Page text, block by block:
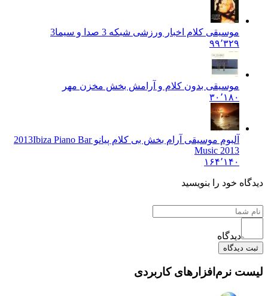
موسیقی کلام اخبار ورزشی شبکه 3 صدا و سیما
3
۹۹٬۳۲۹
موسیقی بدون کلام و آرامش بخش مخزن مهر
۳۰٬۱۸۰
آلبوم موسیقی آرام بخش بی کلام پیانو 2013Ibiza Piano Bar
Music 2013
۱۶۴٬۱۴۰
دیدگاه خود را بنویسید
دیدگاه
ثبت دیدگاه
لیست نرم‌افزارهای کاربردی